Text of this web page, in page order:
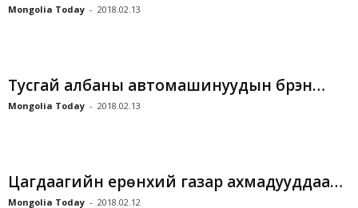
Mongolia Today - 2018.02.13
Тусгай албаны автомашинуудын бүрэн…
Mongolia Today - 2018.02.13
Цагдаагийн ерөнхий газар ахмадууддаа…
Mongolia Today - 2018.02.12